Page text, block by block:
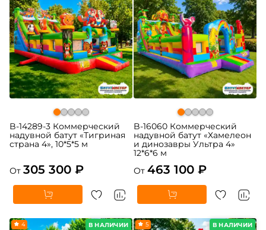
B-14289-3 Коммерческий
надувной батут «Тигриная
страна 4», 10*5*5 м
От 305 300 ₽
B-16060 Коммерческий
надувной батут «Хамелеон
и динозавры Ультра 4»
12*6*6 м
От 463 100 ₽
В НАЛИЧИИ
4 В НАЛИЧИИ
5